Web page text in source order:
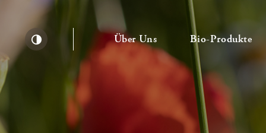
Kontrast erhöhen
Über Uns— UntermenüBio-Produkte—